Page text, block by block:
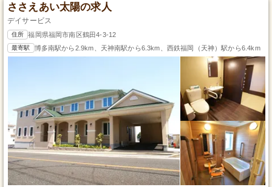
ささえあい太陽の求人
デイサービス
住所 福岡県福岡市南区鶴田4-3-12
最寄駅 博多南駅から2.9km、天神南駅から6.3km、西鉄福岡（天神）駅から6.4km